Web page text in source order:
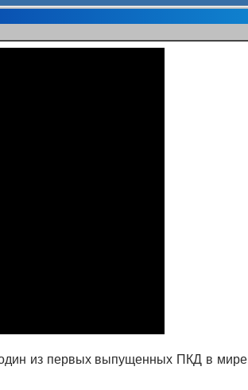
СПУСТЯ
один из первых выпущенных ПКД в мире